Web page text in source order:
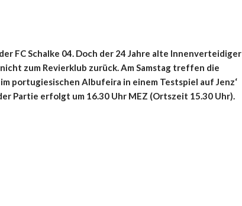
FC Schalke 04. Doch der 24 Jahre alte Innenverteidiger
zum Revierklub zurück. Am Samstag treffen die
portugiesischen Albufeira in einem Testspiel auf Jenz‘
Partie erfolgt um 16.30 Uhr MEZ (Ortszeit 15.30 Uhr).